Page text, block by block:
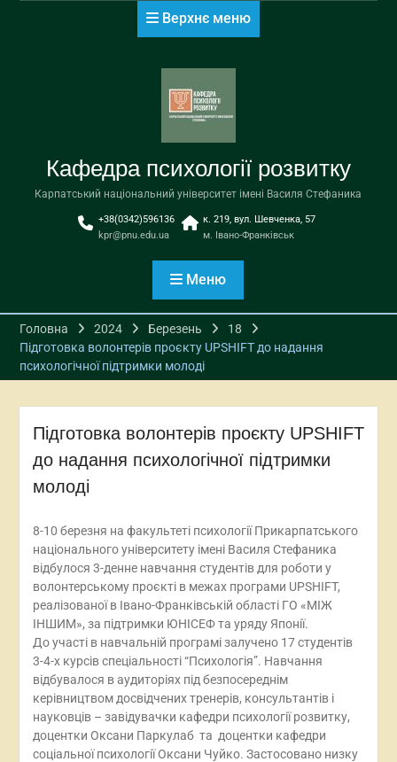
Верхнє меню
Кафедра психології розвитку
Карпатський національний університет імені Василя Стефаника
+38(0342)596136
kpr@pnu.edu.ua
к. 219, вул. Шевченка, 57
м. Івано-Франківськ
Меню
Головна 2024 Березень
18
Підготовка волонтерів проєкту UPSHIFT до надання
психологічної підтримки молоді
Підготовка волонтерів проєкту UPSHIFT
до надання психологічної підтримки
молоді
8-10 березня на факультеті психології Прикарпатського
національного університету імені Василя Стефаника
відбулося 3-денне навчання студентів для роботи у
волонтерському проєкті в межах програми UPSHIFT,
реалізованої в Івано-Франківській області ГО «МІЖ
ІНШИМ», за підтримки ЮНІСЕФ та уряду Японії.
До участі в навчальній програмі залучено 17 студентів
3-4-х курсів спеціальності “Психологія”. Навчання
відбувалося в аудиторіях під безпосереднім
керівництвом досвідчених тренерів, консультантів і
науковців – завідувачки кафедри психології розвитку,
доцентки Оксани Паркулаб та доцентки кафедри
соціальної психології Оксани Чуйко. Застосовано низку